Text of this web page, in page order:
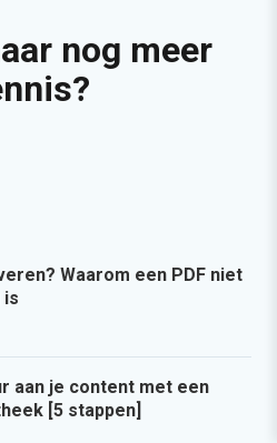
nog meer
Waarom een PDF niet
is
aan je content met een
[5 stappen]